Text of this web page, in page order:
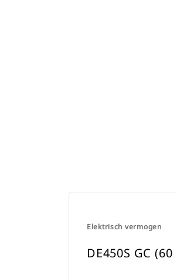
Elektrisch vermogen
DE450S GC (60